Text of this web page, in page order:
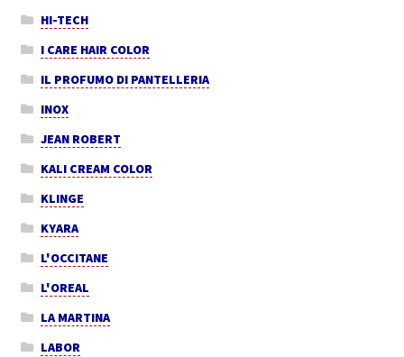
HI-TECH
I CARE HAIR COLOR
IL PROFUMO DI PANTELLERIA
INOX
JEAN ROBERT
KALI CREAM COLOR
KLINGE
KYARA
L'OCCITANE
L'OREAL
LA MARTINA
LABOR